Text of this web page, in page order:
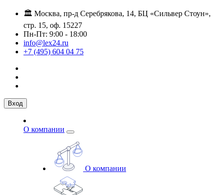
🏛️ Москва, пр-д Серебрякова, 14, БЦ «Сильвер Стоун»,
стр. 15, оф. 15227
Пн-Пт: 9:00 - 18:00
info@lex24.ru
+7 (495) 604 04 75
Вход
О компании
О компании